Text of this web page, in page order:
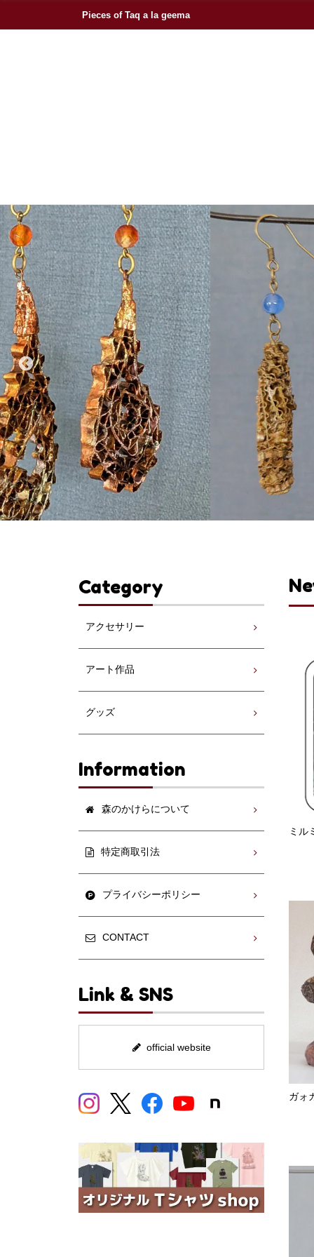
Pieces of Taq a la geema
ミル
ガォ
Category
アクセサリー
アート作品
グッズ
Information
森のかけらについて
特定商取引法
プライバシーポリシー
CONTACT
Link & SNS
official website